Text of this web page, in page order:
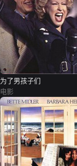
为了男孩子们
电影